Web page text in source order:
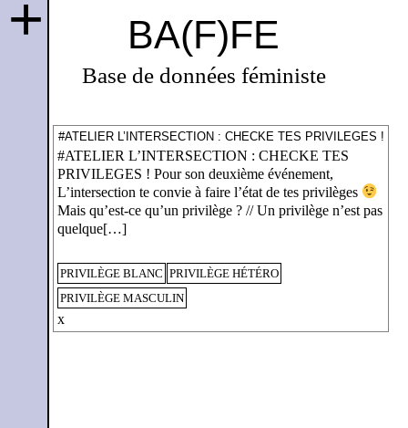
BA(F)FE
Base de données féministe
+
#ATELIER L’INTERSECTION : CHECKE TES PRIVILEGES !
#ATELIER L’INTERSECTION : CHECKE TES
PRIVILEGES ! Pour son deuxième événement,
L’intersection te convie à faire l’état de tes privilèges
Mais qu’est-ce qu’un privilège ? // Un privilège n’est pas
quelque[…]
PRIVILÈGE BLANC PRIVILÈGE HÉTÉRO
PRIVILÈGE MASCULIN
x